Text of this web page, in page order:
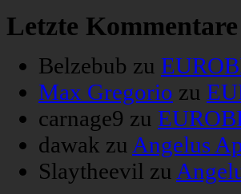
Letzte Kommentare
Belzebub zu
Max Gregorio zu
carnage9 zu
dawak zu Angelus
Slaytheevil zu